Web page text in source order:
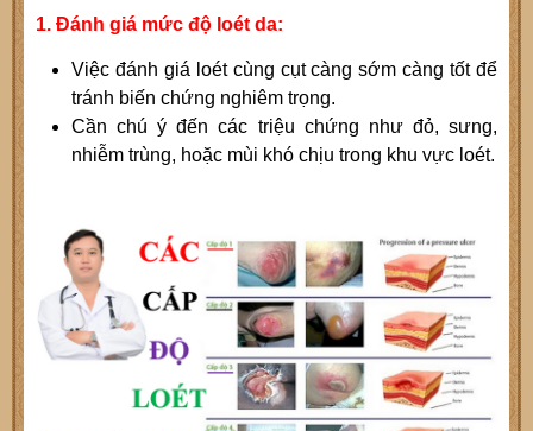
1. Đánh giá mức độ loét da:
Việc đánh giá loét cùng cụt càng sớm càng tốt để
tránh biến chứng nghiêm trọng.
Cần chú ý đến các triệu chứng như đỏ, sưng,
nhiễm trùng, hoặc mùi khó chịu trong khu vực loét.